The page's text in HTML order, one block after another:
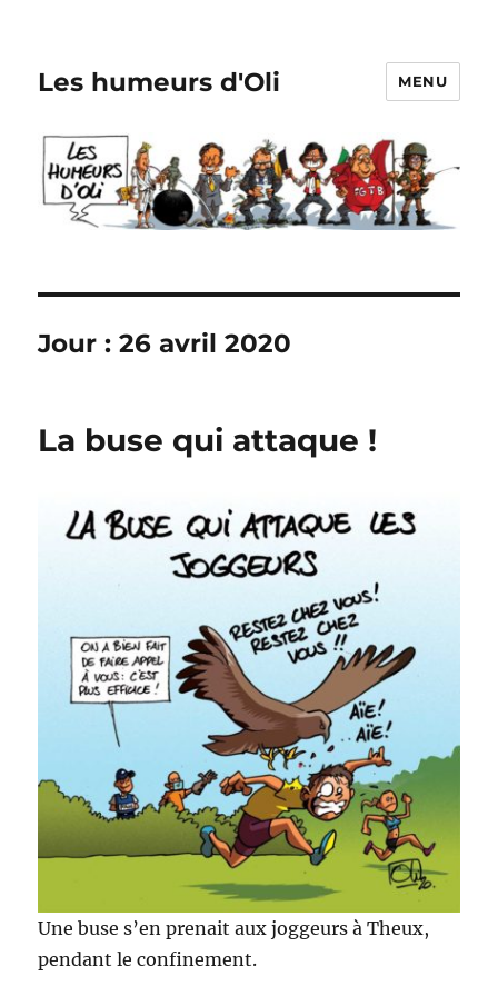
Les humeurs d'Oli MENU
Jour :26 avril 2020
La buse qui attaque !
Une buse s’en prenait aux joggeurs à Theux,
pendant le confinement.